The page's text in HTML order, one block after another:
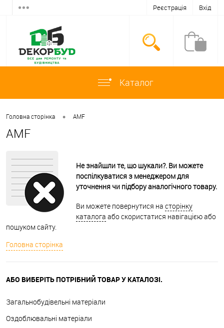
Реєстрація Вхід
Каталог
Головна сторінка • AMF
AMF
Не знайшли те, що шукали?. Ви можете
поспілкуватися з менеджером для
уточнення чи підбору аналогічного товару.
Ви можете повернутися на сторінку
каталога або скористатися навігацією або
пошуком сайту.
Головна сторінка
АБО ВИБЕРІТЬ ПОТРІБНИЙ ТОВАР У КАТАЛОЗІ.
Загальнобудівельні матеріали
Оздоблювальні матеріали